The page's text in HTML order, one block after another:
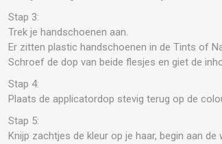
Stap 3:
Trek je handschoenen aan.
Er zitten plastic handschoenen in de Tints of
Schroef de dop van beide flesjes en giet de
Stap 4:
Plaats de applicatordop stevig terug op de
Stap 5:
Knijp zachtjes de kleur op je haar, begin aan